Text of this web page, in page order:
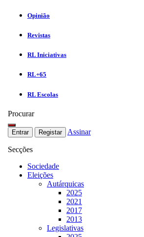
Opinião
Revistas
RL Iniciativas
RL+65
RL Escolas
Procurar
Entrar Registar Assinar
Secções
Sociedade
Eleições
Autárquicas
2025
2021
2017
2013
Legislativas